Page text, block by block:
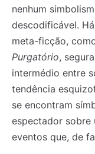
nenhum
descodificável.
meta-ficção,
Purgatório,
intermédio entre
tendência
se encontram
espectador sobre
eventos que, de